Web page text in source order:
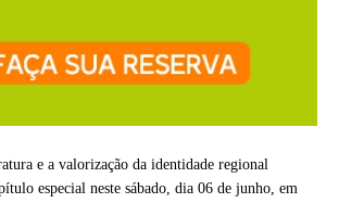
e a valorização da identidade regional
especial neste sábado, dia 06 de junho, em